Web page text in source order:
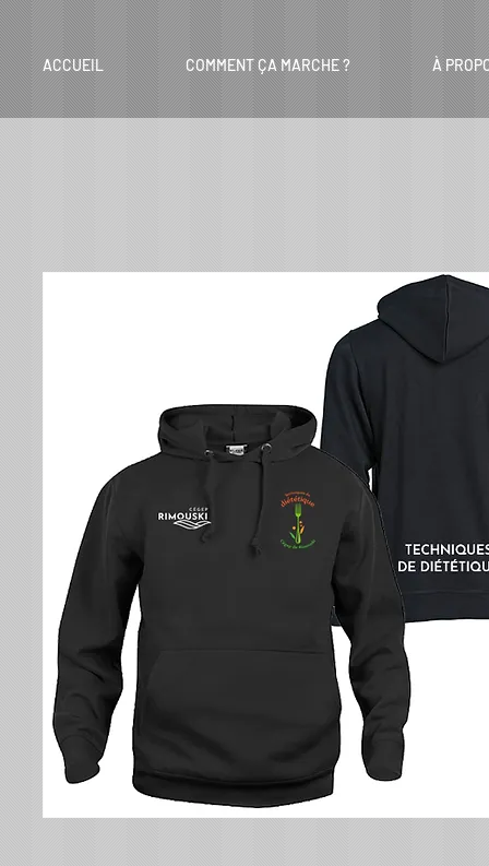
ACCUEIL COMMENT ÇA MARCHE ? À